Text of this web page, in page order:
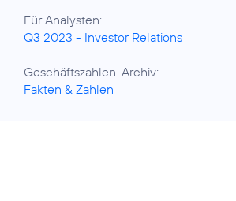
Q3 2023 - Investor Relations
Fakten & Zahlen